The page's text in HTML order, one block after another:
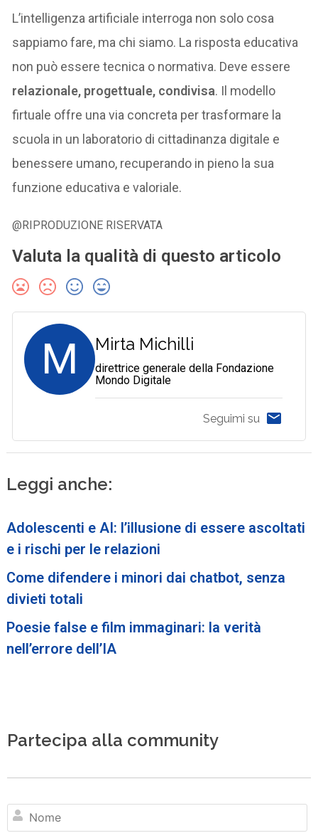
L’intelligenza artificiale interroga non solo cosa
sappiamo fare, ma chi siamo. La risposta educativa
non può essere tecnica o normativa. Deve essere
relazionale, progettuale, condivisa. Il modello
firtuale offre una via concreta per trasformare la
scuola in un laboratorio di cittadinanza digitale e
benessere umano, recuperando in pieno la sua
funzione educativa e valoriale.
@RIPRODUZIONE RISERVATA
Valuta la qualità di questo articolo
M Mirta Michilli
direttrice generale della Fondazione
Mondo Digitale
Seguimi su
Leggi anche:
Adolescenti e AI: l’illusione di essere ascoltati
e i rischi per le relazioni
Come difendere i minori dai chatbot, senza
divieti totali
Poesie false e film immaginari: la verità
nell’errore dell’IA
Partecipa alla community